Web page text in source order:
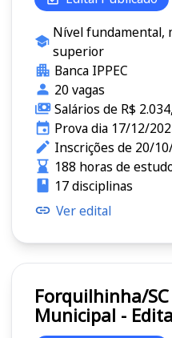
Nível fundamental,
superior
Banca IPPEC
20 vagas
Salários de R$
Prova dia 17/12/
Inscrições de 20/
188 horas de
17 disciplinas
Ver edital
Forquilhinha/SC Prefeitura
Municipal -